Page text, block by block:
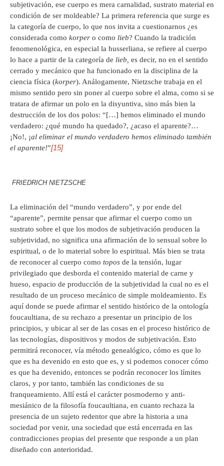
subjetivación, ese cuerpo es mera carnalidad, sustrato material en
condición de ser moldeable? La primera referencia que surge es
la categoría de cuerpo, lo que nos invita a cuestionarnos ¿es
considerada como korper o como lieb? Cuando la tradición
fenomenológica, en especial la husserliana, se refiere al cuerpo
lo hace a partir de la categoría de lieb, es decir, no en el sentido
cerrado y mecánico que ha funcionado en la disciplina de la
ciencia física (korper). Análogamente, Nietzsche trabaja en el
mismo sentido pero sin poner al cuerpo sobre el alma, como si se
tratara de afirmar un polo en la disyuntiva, sino más bien la
destrucción de los dos polos: “[…] hemos eliminado el mundo
verdadero: ¿qué mundo ha quedado?, ¿acaso el aparente?…
¡No!, ¡al eliminar el mundo verdadero hemos eliminado también
el aparente!”[15]
FRIEDRICH NIETZSCHE
La eliminación del “mundo verdadero”, y por ende del
“aparente”, permite pensar que afirmar el cuerpo como un
sustrato sobre el que los modos de subjetivación producen la
subjetividad, no significa una afirmación de lo sensual sobre lo
espiritual, o de lo material sobre lo espiritual. Más bien se trata
de reconocer al cuerpo como topos de la tensión, lugar
privilegiado que desborda el contenido material de carne y
hueso, espacio de producción de la subjetividad la cual no es el
resultado de un proceso mecánico de simple moldeamiento. Es
aquí donde se puede afirmar el sentido histórico de la ontología
foucaultiana, de su rechazo a presentar un principio de los
principios, y ubicar al ser de las cosas en el proceso histórico de
las tecnologías, dispositivos y modos de subjetivación. Esto
permitirá reconocer, vía método genealógico, cómo es que lo
que es ha devenido en esto que es, y si podemos conocer cómo
es que ha devenido, entonces se podrán reconocer los límites
claros, y por tanto, también las condiciones de su
franqueamiento. Allí está el carácter posmoderno y anti-
mesiánico de la filosofía foucaultiana, en cuanto rechaza la
presencia de un sujeto redentor que abre la historia a una
sociedad por venir, una sociedad que está encerrada en las
contradicciones propias del presente que responde a un plan
diseñado con anterioridad.